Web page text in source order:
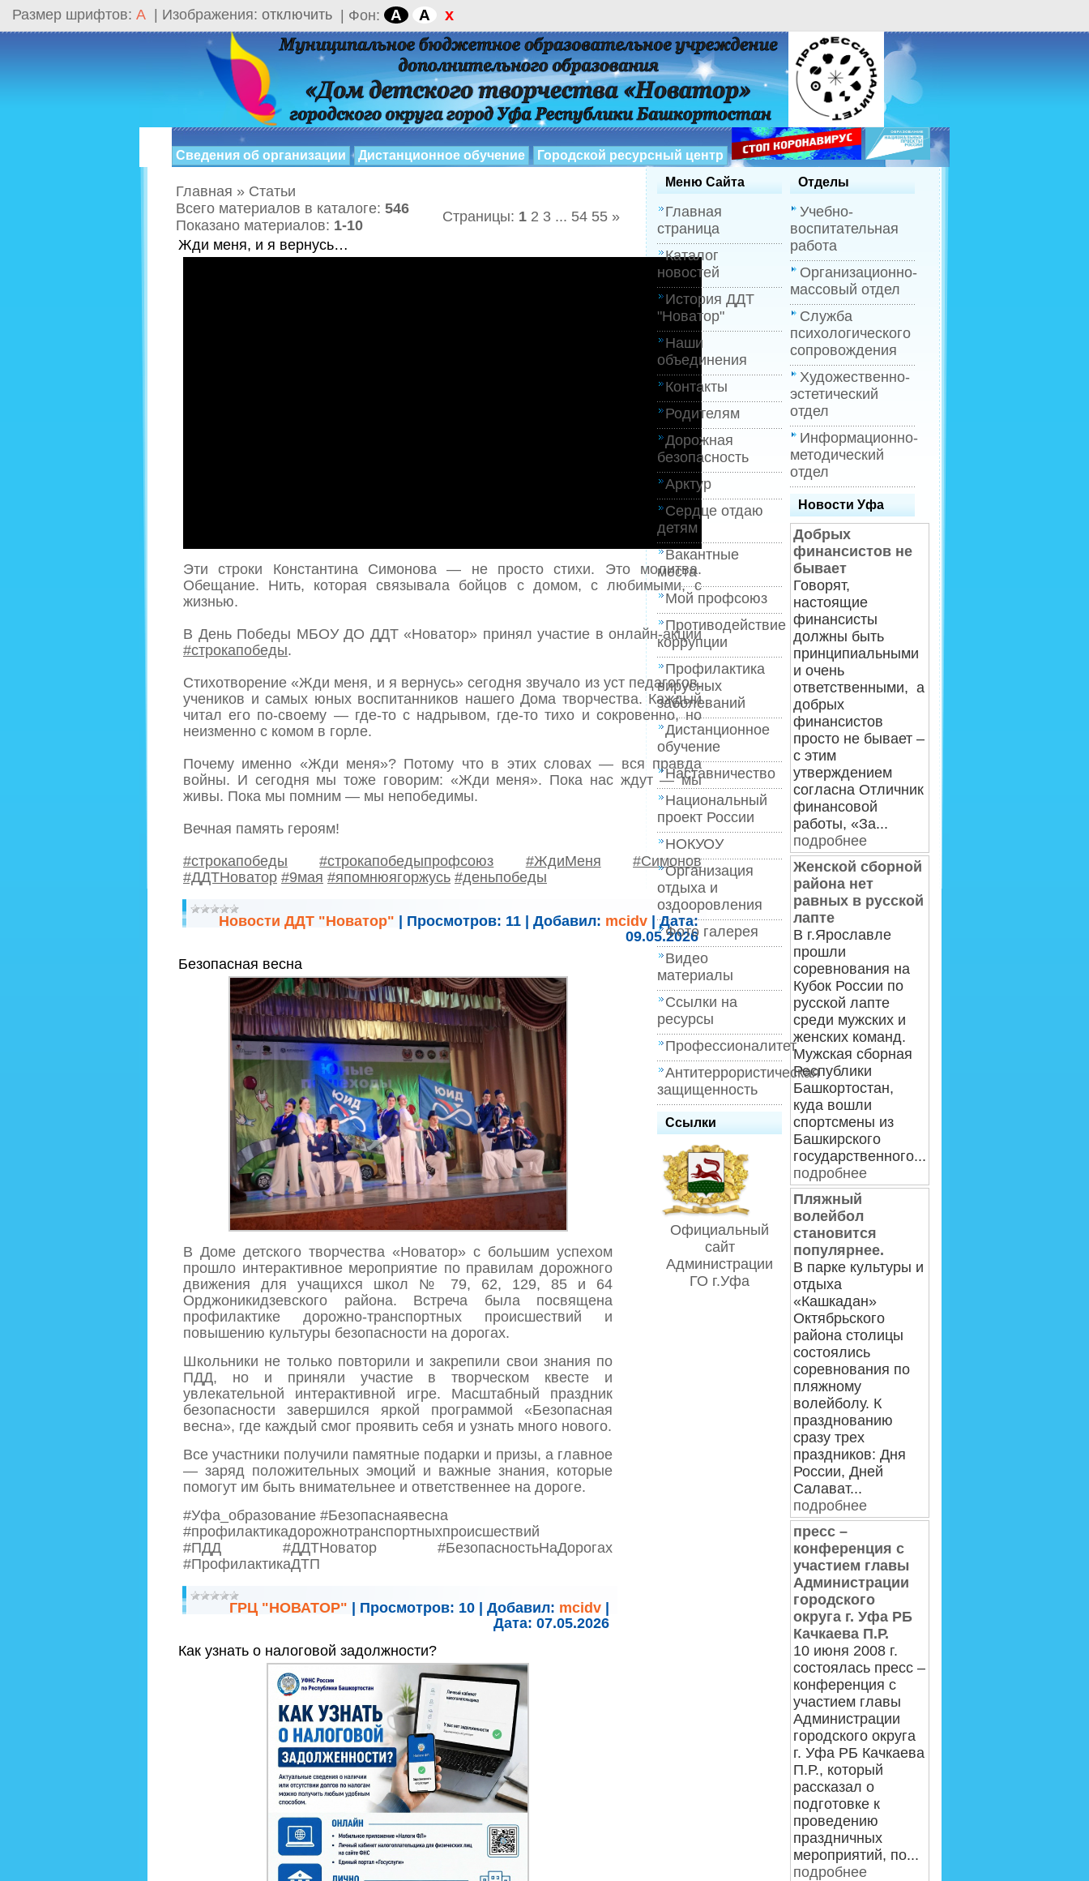
Размер шрифтов: A Изображения: отключить Фон: A A x
Главная » Статьи
Всего материалов в каталоге: 546
Показано материалов: 1-10
Страницы: 1 2 3 ... 54 55 »
Жди меня, и я вернусь…
Эти строки Константина Симонова — не просто стихи. Это молитва.
Обещание. Нить, которая связывала бойцов с домом, с любимыми, с
жизнью.
В День Победы МБОУ ДО ДДТ «Новатор» принял участие в онлайн-акции
#строкапобеды.
Стихотворение «Жди меня, и я вернусь» сегодня звучало из уст педагогов,
учеников и самых юных воспитанников нашего Дома творчества. Каждый
читал его по-своему — где-то с надрывом, где-то тихо и сокровенно, но
неизменно с комом в горле.
Почему именно «Жди меня»? Потому что в этих словах — вся правда
войны. И сегодня мы тоже говорим: «Жди меня». Пока нас ждут — мы
живы. Пока мы помним — мы непобедимы.
Вечная память героям!
#строкапобеды
#строкапобедыпрофсоюз #ЖдиМеня
#Симонов
#ДДТНоватор #9мая #япомнюягоржусь #деньпобеды
Новости ДДТ "Новатор" Просмотров: 11 Добавил: mcidv |Дата:
09.05.2026
Безопасная весна
В Доме детского творчества «Новатор» с большим успехом
прошло интерактивное мероприятие по правилам дорожного
движения для учащихся школ № 79, 62, 129, 85 и 64
Орджоникидзевского района. Встреча была посвящена
профилактике дорожно-транспортных происшествий и
повышению культуры безопасности на дорогах.
Школьники не только повторили и закрепили свои знания по
ПДД, но и приняли участие в творческом квесте и
увлекательной интерактивной игре. Масштабный праздник
безопасности завершился яркой программой «Безопасная
весна», где каждый смог проявить себя и узнать много нового.
Все участники получили памятные подарки и призы, а главное
— заряд положительных эмоций и важные знания, которые
помогут им быть внимательнее и ответственнее на дороге.
#Уфа_образование #Безопаснаявесна
#профилактикадорожнотранспортныхпроисшествий
#ПДД #ДДТНоватор #БезопасностьНаДорогах
#ПрофилактикаДТП
ГРЦ "НОВАТОР" Просмотров: 10 Добавил: mcidv
Дата: 07.05.2026
Как узнать о налоговой задолжности?
Меню Сайта
Главная
страница
Каталог
новостей
История ДДТ
"Новатор"
Наши
объединения
Контакты
Родителям
Дорожная
безопасность
Арктур
Сердце отдаю
детям
Вакантные
места
Мой профсоюз
Противодействие
коррупции
Профилактика
вирусных
заболеваний
Дистанционное
обучение
Наставничество
Национальный
проект России
НОКУОУ
Организация
отдыха и
оздооровления
Фото галерея
Видео
материалы
Ссылки на
ресурсы
Профессионалитет
Антитеррористическая
защищенность
Ссылки
Официальный
сайт
Администрации
ГО г.Уфа
Отделы
Учебно-
воспитательная
работа
Организационно-
массовый отдел
Служба
психологического
сопровождения
Художественно-
эстетический
отдел
Информационно-
методический
отдел
Новости Уфа
Добрых
финансистов не
бывает
Говорят,
настоящие
финансисты
должны быть
принципиальными
и очень
ответственными, а
добрых
финансистов
просто не бывает –
с этим
утверждением
согласна Отличник
финансовой
работы, «За...
подробнее
Женской сборной
района нет
равных в русской
лапте
В г.Ярославле
прошли
соревнования на
Кубок России по
русской лапте
среди мужских и
женских команд.
Мужская сборная
Республики
Башкортостан,
куда вошли
спортсмены из
Башкирского
государственного...
подробнее
Пляжный
волейбол
становится
популярнее.
В парке культуры и
отдыха
«Кашкадан»
Октябрьского
района столицы
состоялись
соревнования по
пляжному
волейболу. К
празднованию
сразу трех
праздников: Дня
России, Дней
Салават...
подробнее
пресс –
конференция с
участием главы
Администрации
городского
округа г. Уфа РБ
Качкаева П.Р.
10 июня 2008 г.
состоялась пресс –
конференция с
участием главы
Администрации
городского округа
г. Уфа РБ Качкаева
П.Р., который
рассказал о
подготовке к
проведению
праздничных
мероприятий, по...
подробнее